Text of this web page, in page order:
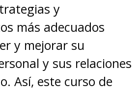
y
más adecuados
y mejorar su
y sus relaciones
Así, este curso de